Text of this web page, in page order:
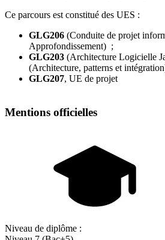
Ce parcours est constitué des UES :
GLG206 (Conduite de projet
Approfondissement) ;
GLG203 (Architecture Logicielle
(Architecture, patterns et
GLG207, UE de projet
Mentions officielles
Niveau de diplôme :